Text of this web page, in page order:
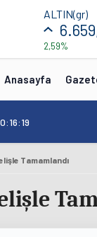
ALTIN(gr)
2,59%
Anasayfa
Tamamlandı